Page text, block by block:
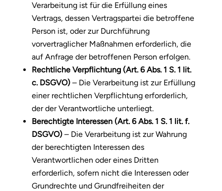
Verarbeitung ist für die Erfüllung eines
Vertrags, dessen Vertragspartei die betroffene
Person ist, oder zur Durchführung
vorvertraglicher Maßnahmen erforderlich, die
auf Anfrage der betroffenen Person erfolgen.
Rechtliche Verpflichtung (Art. 6 Abs. 1 S. 1 lit.
c. DSGVO) – Die Verarbeitung ist zur Erfüllung
einer rechtlichen Verpflichtung erforderlich,
der der Verantwortliche unterliegt.
Berechtigte Interessen (Art. 6 Abs. 1 S. 1 lit. f.
DSGVO) – Die Verarbeitung ist zur Wahrung
der berechtigten Interessen des
Verantwortlichen oder eines Dritten
erforderlich, sofern nicht die Interessen oder
Grundrechte und Grundfreiheiten der